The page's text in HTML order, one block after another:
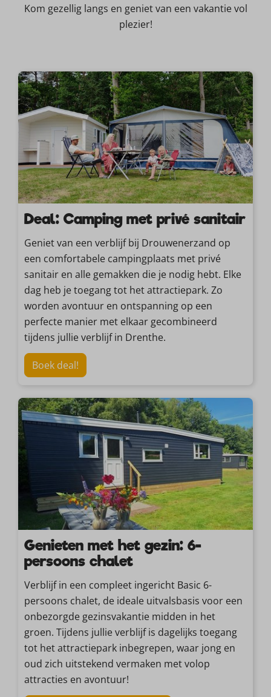
Kom gezellig langs en geniet van een vakantie vol
plezier!
Deal: Camping met privé sanitair
Geniet van een verblijf bij Drouwenerzand op
een comfortabele campingplaats met privé
sanitair en alle gemakken die je nodig hebt. Elke
dag heb je toegang tot het attractiepark. Zo
worden avontuur en ontspanning op een
perfecte manier met elkaar gecombineerd
tijdens jullie verblijf in Drenthe.
Boek deal!
Genieten met het gezin: 6-
persoons chalet
Verblijf in een compleet ingericht Basic 6-
persoons chalet, de ideale uitvalsbasis voor een
onbezorgde gezinsvakantie midden in het
groen. Tijdens jullie verblijf is dagelijks toegang
tot het attractiepark inbegrepen, waar jong en
oud zich uitstekend vermaken met volop
attracties en avontuur!